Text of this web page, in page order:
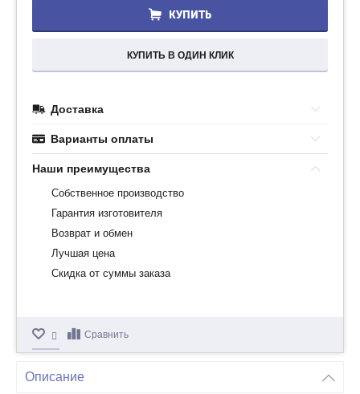
КУПИТЬ
КУПИТЬ В ОДИН КЛИК
Доставка
Варианты оплаты
Наши преимущества
Собственное производство
Гарантия изготовителя
Возврат и обмен
Лучшая цена
Скидка от суммы заказа
Сравнить
Описание